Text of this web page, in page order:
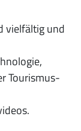
vielfältig und
Tourismus-